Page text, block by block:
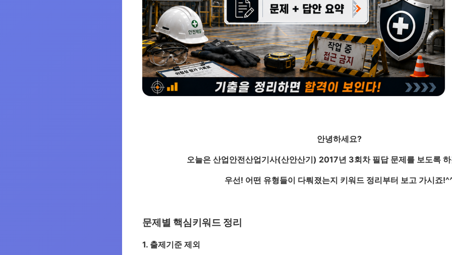
안녕하세요?
오늘은 산업안전산업기사(산안산기) 2017년 3회차 필답 문제를 보도록
우선! 어떤 유형들이 다뤄졌는지 키워드 정리부터 보고 가시죠
문제별 핵심키워드 정리
1. 출제기준 제외